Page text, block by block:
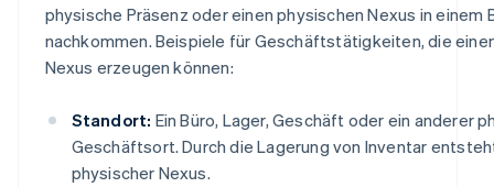
physische Präsenz oder einen physischen Nexus in einem
nachkommen. Beispiele für Geschäftstätigkeiten, die
Nexus erzeugen können:
Standort: Ein Büro, Lager, Geschäft oder ein anderer
Geschäftsort. Durch die Lagerung von Inventar
physischer Nexus.